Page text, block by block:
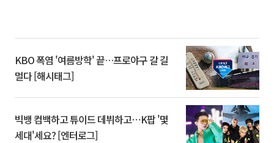
KBO 폭염 '여름방학' 끝…프로야구 갈 길
멀다 [해시태그]
빅뱅 컴백하고 튜이드 데뷔하고⋯K팝 '몇
세대'세요? [엔터로그]